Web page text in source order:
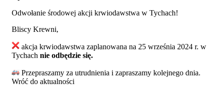
Odwołanie środowej akcji krwiodawstwa w Tychach!
Bliscy Krewni,
akcja krwiodawstwa zaplanowana na 25 września 2024 r. w
Tychach nie odbędzie się.
Przepraszamy za utrudnienia i zapraszamy kolejnego dnia.
Wróć do aktualności